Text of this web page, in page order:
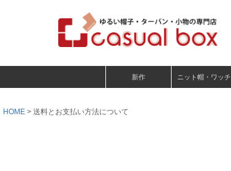
新作 ニット帽・ワッチ
HOME 送料とお支払い方法について